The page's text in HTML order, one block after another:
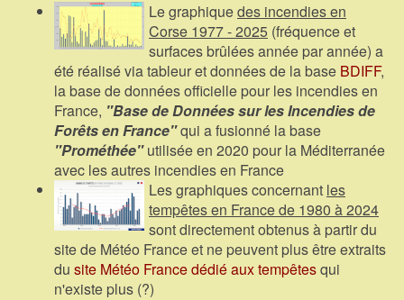
Le graphiquedes incendies en
Corse 1977 - 2025 (fréquence et
surfaces brûlées année par année) a
été réalisé via tableur et données de la base BDIFF,
la base de données officielle pour les incendies en
France, "Base de Données sur les Incendies de
Forêts en France"qui a fusionné la base
"Prométhée"utilisée en 2020 pour la Méditerranée
avec les autres incendies en France
Les graphiques concernant les
tempêtes en France de 1980 à 2024
sont directement obtenus à partir du
site de Météo France et ne peuvent plus être extraits
du site Météo France dédié aux tempêtesqui
n'existe plus (?)